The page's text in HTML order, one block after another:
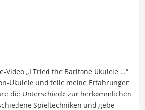
Video „I Tried the Baritone Ukulele …“
Ukulele und teile meine Erfahrungen
die Unterschiede zur herkömmlichen
Spieltechniken und gebe